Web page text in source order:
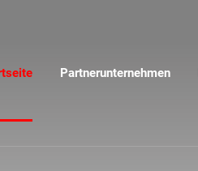
Partnerunternehmen